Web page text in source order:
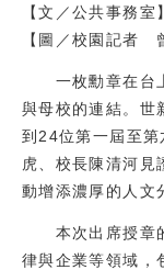
在校生
教職員
校友
媒體
【文／公共事務室】
【圖／校園記者
一枚勳章在台上
與母校的連結。世
到24位第一屆至
虎、校長陳清河見
動增添濃厚的人文
本次出席授章的
律與企業等領域，